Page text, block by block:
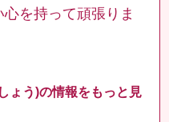
を持って頑張りま
ょう)の情報をもっと見